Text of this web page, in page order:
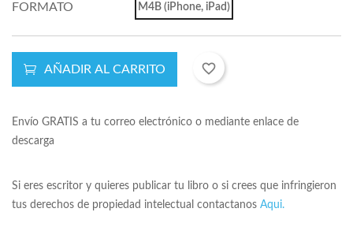
FORMATO
M4B (iPhone, iPad)
AÑADIR AL CARRITO favorite_border
Envío GRATIS a tu correo electrónico o mediante enlace de
descarga
Si eres escritor y quieres publicar tu libro o si crees que infringieron
tus derechos de propiedad intelectual contactanos Aqui.